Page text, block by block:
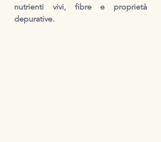
nutrienti vivi, fibre e proprietà
depurative.